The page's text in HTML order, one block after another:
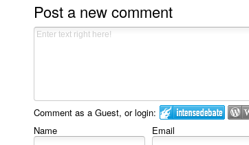
Post a new comment
Comment as a Guest, or login:
Name
Email